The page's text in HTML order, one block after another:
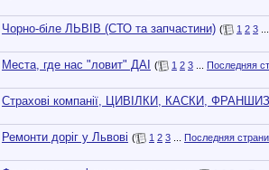
Чорно-біле ЛЬВІВ (СТО та запчастини) ( 1 2 3
Места, где нас "ловит" ДАІ ( 1 2 3
Последняя
Страхові компанії, ЦИВІЛКИ, КАСКИ,
Ремонти доріг у Львові ( 1 2 3
Последняя